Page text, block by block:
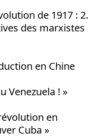
de 1917 : 2.
des marxistes
en Chine
Venezuela ! »
en
Cuba »